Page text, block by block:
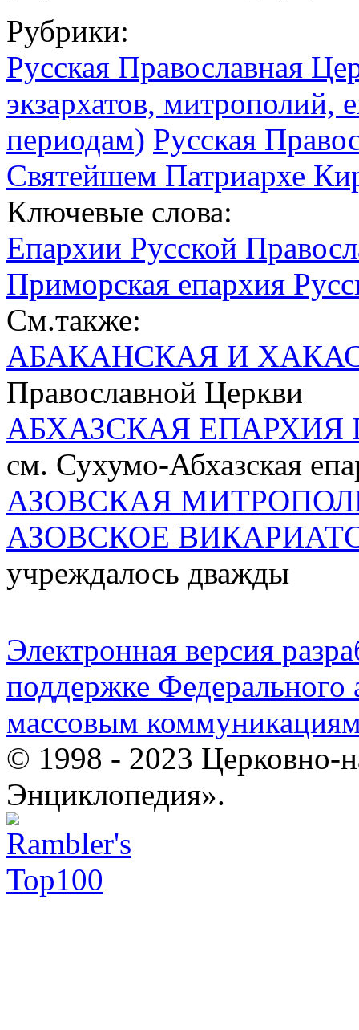
Рубрики:
Русская Православная
экзархатов, митрополий,
периодам) Русская
Святейшем Патриархе
Ключевые слова:
Епархии Русской
Приморская епархия
См.также:
АБАКАНСКАЯ И
Православной Церкви
АБХАЗСКАЯ ЕПАРХИЯ
см. Сухумо-Абхазская
АЗОВСКАЯ
АЗОВСКОЕ
учреждалось дважды
Электронная версия
поддержке Федерального
массовым
© 1998 - 2023 Церковно-
Энциклопедия».